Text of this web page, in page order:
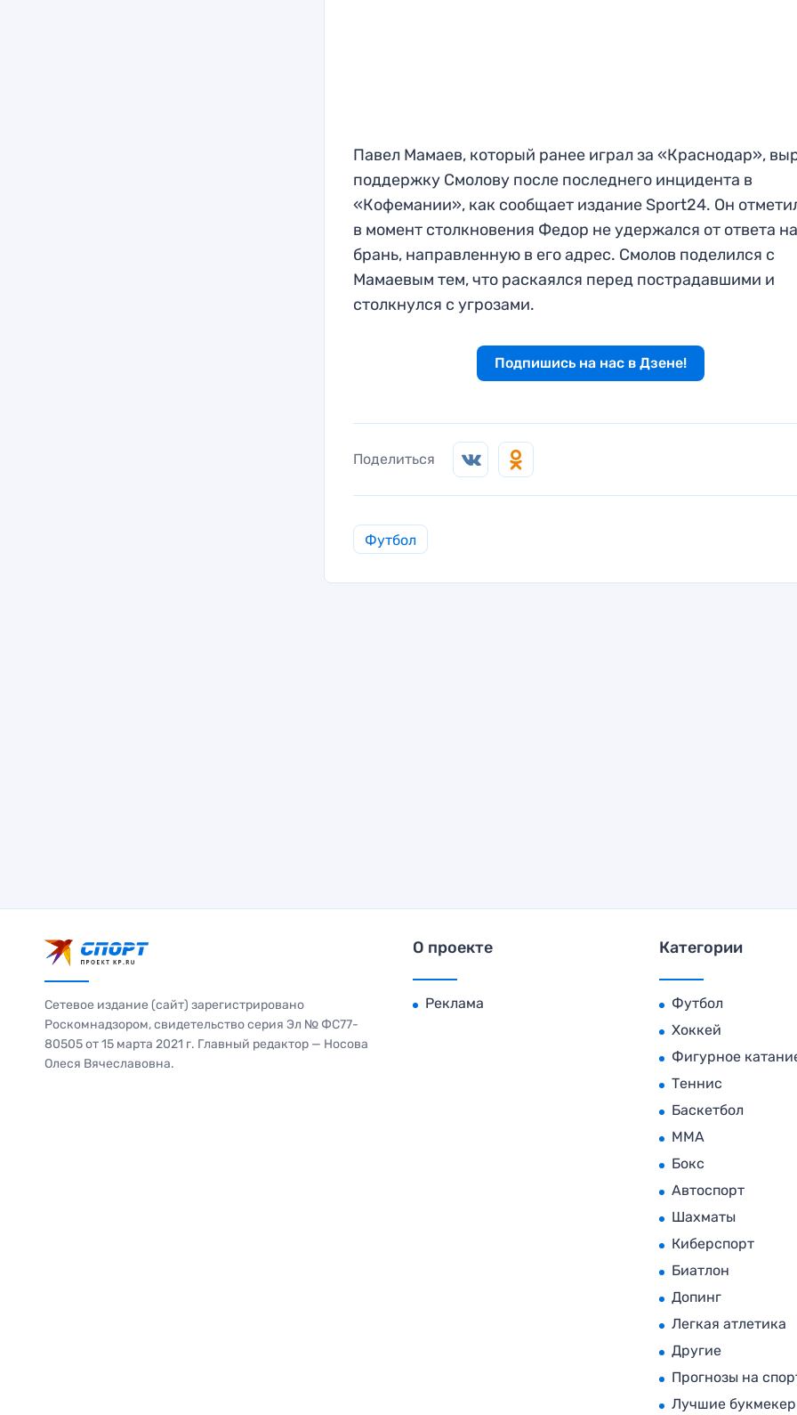
Павел Мамаев, который ранее играл за «Краснодар»,
поддержку Смолову после последнего инцидента в
«Кофемании», как сообщает издание Sport24. Он
в момент столкновения Федор не удержался от ответа
брань, направленную в его адрес. Смолов поделился с
Мамаевым тем, что раскаялся перед пострадавшими и
столкнулся с угрозами.
Подпишись на нас в Дзене!
Поделиться
Футбол
Сетевое издание (сайт) зарегистрировано
Роскомнадзором, свидетельство серия Эл № ФС77-
80505 от 15 марта 2021 г. Главный редактор — Носова
Олеся Вячеславовна.
О проекте
Реклама
Категории
Футбол
Хоккей
Фигурное
Теннис
Баскетбол
MMA
Бокс
Автоспорт
Шахматы
Киберспорт
Биатлон
Допинг
Легкая атлетика
Другие
Прогнозы на
Лучшие